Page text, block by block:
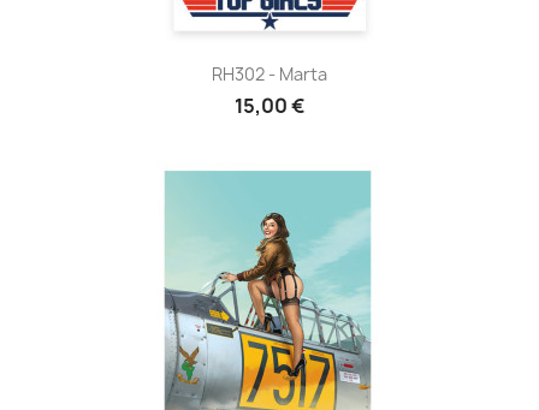
RH302 - Marta
15,00 €